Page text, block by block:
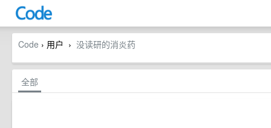
Code › 用户 › 没读研的消炎药
全部